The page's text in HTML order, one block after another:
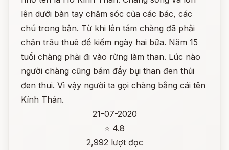
lên dưới bàn tay chăm sóc của các bác, các
chú trong bản. Từ khi lên tám chàng đã phải
chăn trâu thuê để kiếm ngày hai bữa. Năm 15
tuổi chàng phải đi vào rừng làm than. Lúc nào
người chàng cũng bám đầy bụi than đen thủi
đen thui. Vì vậy người ta gọi chàng bằng cái tên
Kính Thán.
21-07-2020
⭐ 4.8
2,992 lượt đọc